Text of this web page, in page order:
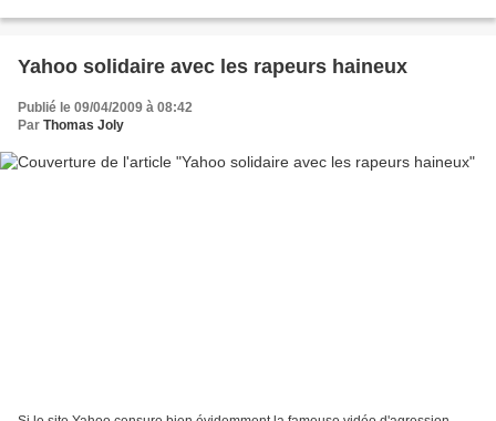
Yahoo solidaire avec les rapeurs haineux
Publié le 09/04/2009 à 08:42
Par Thomas Joly